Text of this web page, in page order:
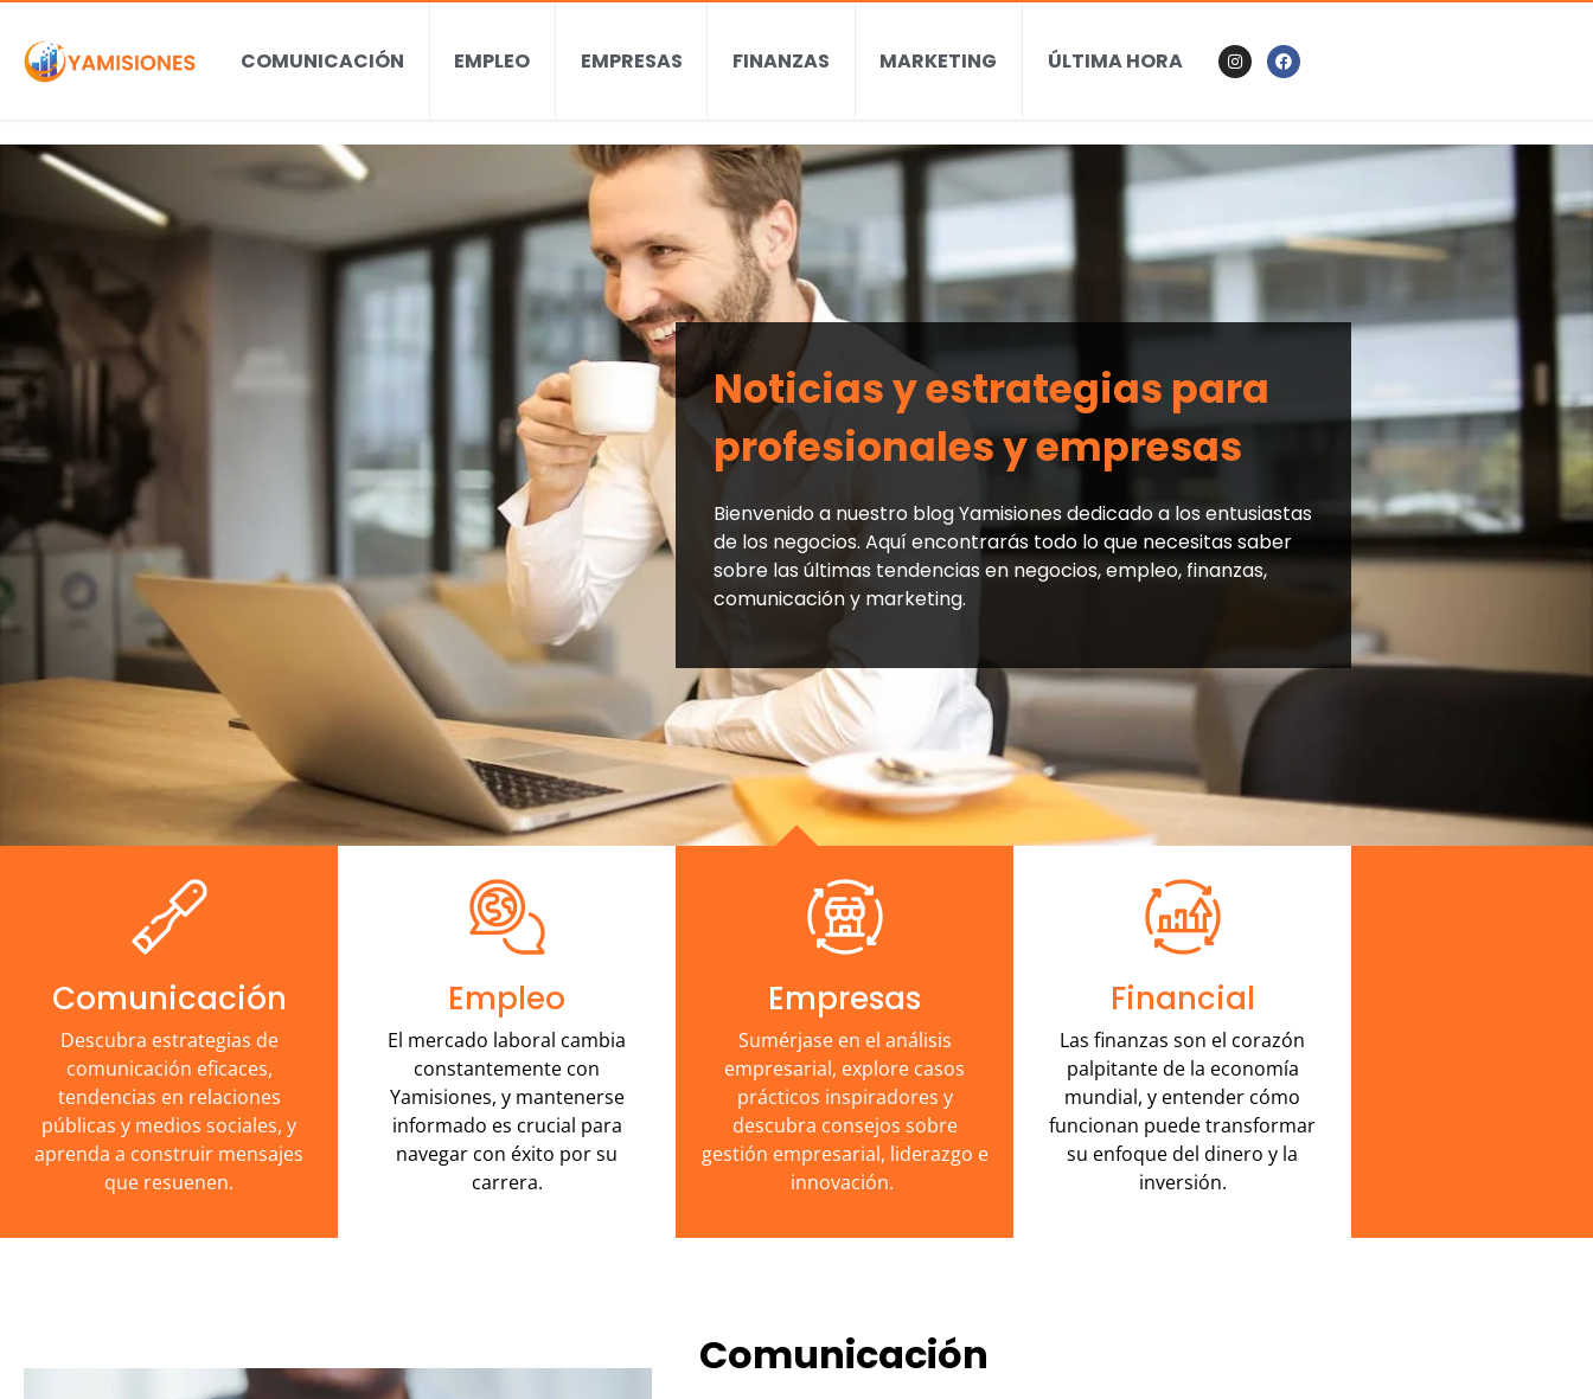
COMUNICACIÓN EMPLEO EMPRESAS FINANZAS MARKETING ÚLTIMA HORA
Noticias y estrategias para
profesionales y empresas
Bienvenido a nuestro blog Yamisiones dedicado a los entusiastas
de los negocios. Aquí encontrarás todo lo que necesitas saber
sobre las últimas tendencias en negocios, empleo, finanzas,
comunicación y marketing.
Comunicación
Descubra estrategias de
comunicación eficaces,
tendencias en relaciones
públicas y medios sociales, y
aprenda a construir mensajes
que resuenen.
Empleo
El mercado laboral cambia
constantemente con
Yamisiones, y mantenerse
informado es crucial para
navegar con éxito por su
carrera.
Empresas
Sumérjase en el análisis
empresarial, explore casos
prácticos inspiradores y
descubra consejos sobre
gestión empresarial, liderazgo e
innovación.
Financial
Las finanzas son el corazón
palpitante de la economía
mundial, y entender cómo
funcionan puede transformar
su enfoque del dinero y la
inversión.
Comunicación